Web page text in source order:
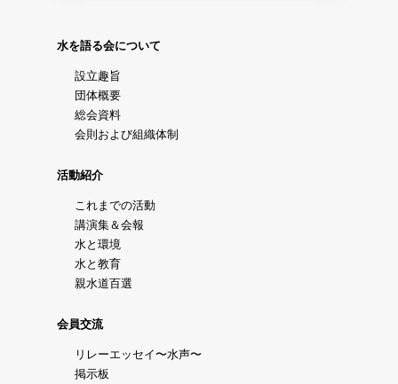
水を語る会について
設立趣旨
団体概要
総会資料
会則および組織体制
活動紹介
これまでの活動
講演集＆会報
水と環境
水と教育
親水道百選
会員交流
リレーエッセイ〜水声〜
掲示板